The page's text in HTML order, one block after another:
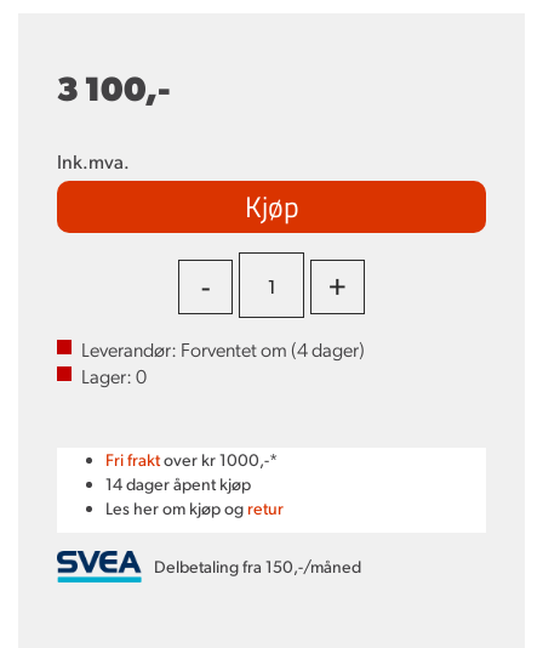
3 100,-
Ink.mva.
Kjøp
- +
Leverandør: Forventet om (4dager)
Lager:0
Fri fraktover kr 1000,-*
14 dager åpent kjøp
Les her om kjøp og retur
Delbetaling fra 150,-/måned